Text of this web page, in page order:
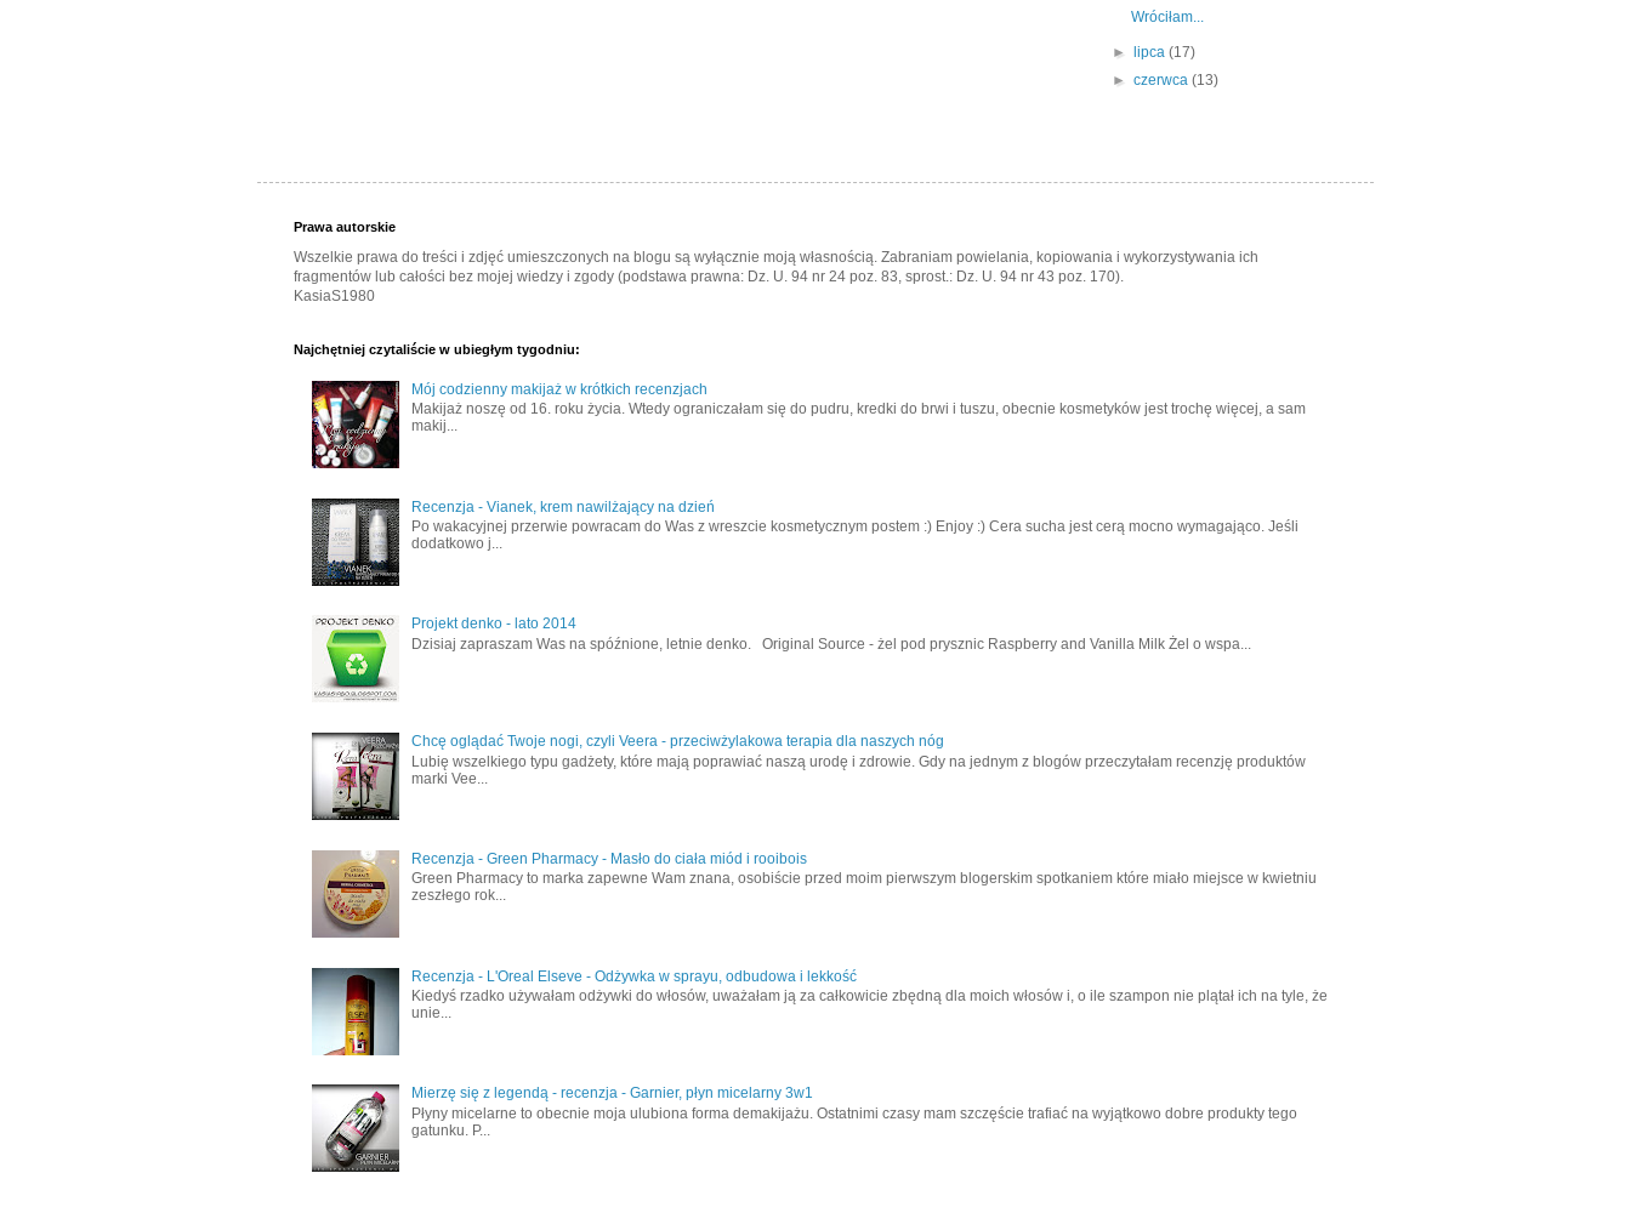
Wróciłam...
► lipca(17)
►czerwca(13)
Prawa autorskie
Wszelkie prawa do treści i zdjęć umieszczonych na blogu są wyłącznie moją własnością. Zabraniam powielania, kopiowania i wykorzystywania ich
fragmentów lub całości bez mojej wiedzy i zgody (podstawa prawna: Dz. U. 94 nr 24 poz. 83, sprost.: Dz. U. 94 nr 43 poz. 170).
KasiaS1980
Najchętniej czytaliście w ubiegłym tygodniu:
Mój codzienny makijaż w krótkich recenzjach
Makijaż noszę od 16. roku życia. Wtedy ograniczałam się do pudru, kredki do brwi i tuszu, obecnie kosmetyków jest trochę więcej, a sam
makij...
Recenzja - Vianek, krem nawilżający na dzień
Po wakacyjnej przerwie powracam do Was z wreszcie kosmetycznym postem :) Enjoy :) Cera sucha jest cerą mocno wymagająco. Jeśli
dodatkowo j...
Projekt denko - lato 2014
Dzisiaj zapraszam Was na spóźnione, letnie denko. Original Source - żel pod prysznic Raspberry and Vanilla Milk Żel o wspa...
Chcę oglądać Twoje nogi, czyli Veera - przeciwżylakowa terapia dla naszych nóg
Lubię wszelkiego typu gadżety, które mają poprawiać naszą urodę i zdrowie. Gdy na jednym z blogów przeczytałam recenzję produktów
marki Vee...
Recenzja - Green Pharmacy - Masło do ciała miód i rooibois
Green Pharmacy to marka zapewne Wam znana, osobiście przed moim pierwszym blogerskim spotkaniem które miało miejsce w kwietniu
zeszłego rok...
Recenzja - L'Oreal Elseve - Odżywka w sprayu, odbudowa i lekkość
Kiedyś rzadko używałam odżywki do włosów, uważałam ją za całkowicie zbędną dla moich włosów i, o ile szampon nie plątał ich na tyle, że
unie...
Mierzę się z legendą - recenzja - Garnier, płyn micelarny 3w1
Płyny micelarne to obecnie moja ulubiona forma demakijażu. Ostatnimi czasy mam szczęście trafiać na wyjątkowo dobre produkty tego
gatunku. P...